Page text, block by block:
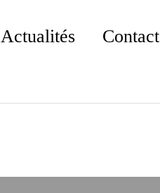
Actualités Contact